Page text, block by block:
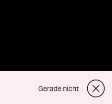
Gerade nicht